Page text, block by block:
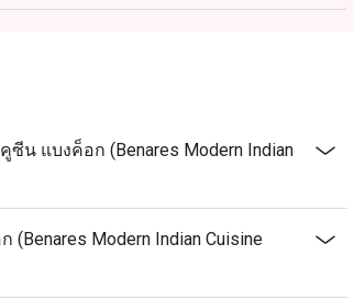
น แบงค็อก (Benares Modern Indian
Modern Indian Cuisine